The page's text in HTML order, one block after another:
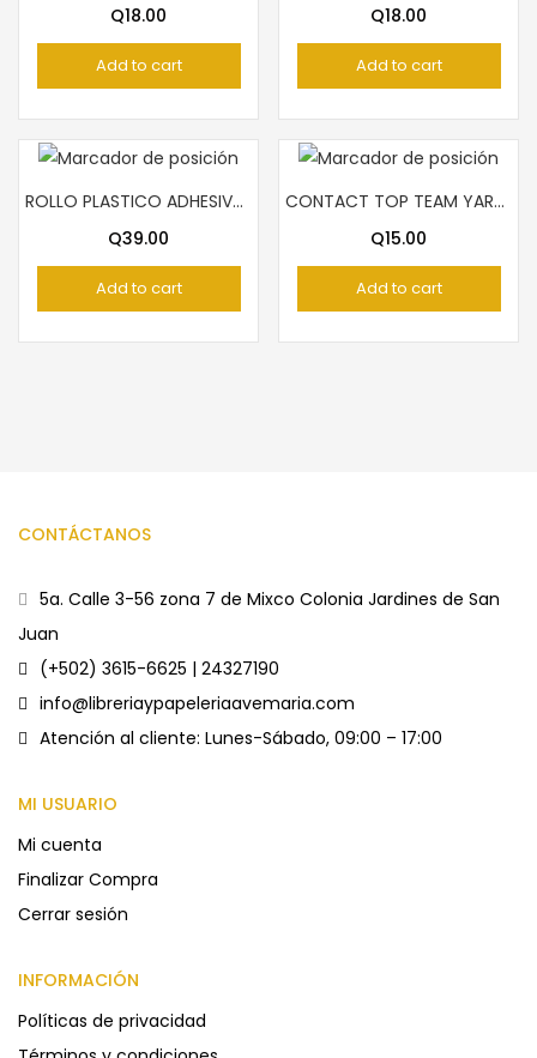
Q18.00
Add to cart
Q18.00
Add to cart
ROLLO PLASTICO ADHESIVO FAST
Q39.00
Add to cart
CONTACT TOP TEAM YARDAS
Q15.00
Add to cart
CONTÁCTANOS
5a. Calle 3-56 zona 7 de Mixco Colonia Jardines de San
Juan
(+502) 3615-6625 | 24327190
info@libreriaypapeleriaavemaria.com
Atención al cliente: Lunes-Sábado, 09:00 – 17:00
MI USUARIO
Mi cuenta
Finalizar Compra
Cerrar sesión
INFORMACIÓN
Políticas de privacidad